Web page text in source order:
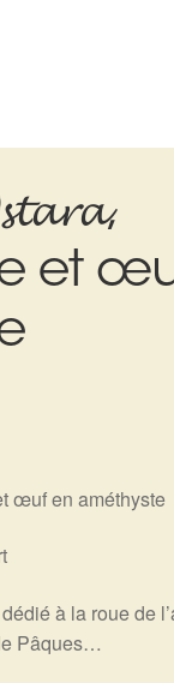
et
œuf en améthyste
à la roue de
Pâques…